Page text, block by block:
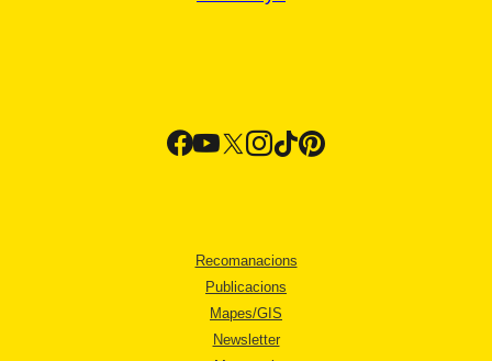
Recomanacions
Publicacions
Mapes/GIS
Newsletter